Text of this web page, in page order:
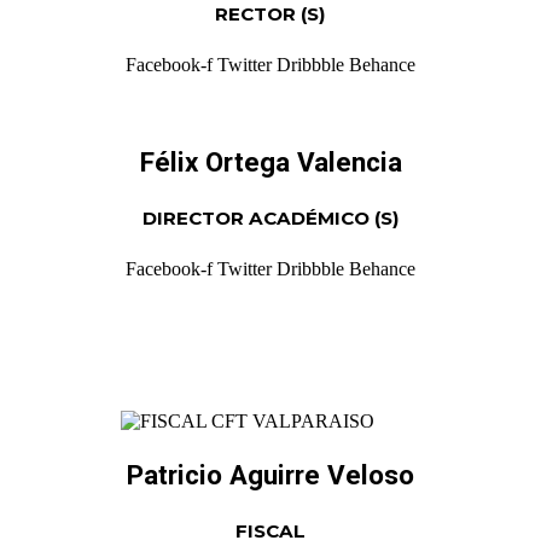
RECTOR (S)
Facebook-f Twitter Dribbble Behance
Félix Ortega Valencia
DIRECTOR ACADÉMICO (S)
Facebook-f Twitter Dribbble Behance
Patricio Aguirre Veloso
FISCAL